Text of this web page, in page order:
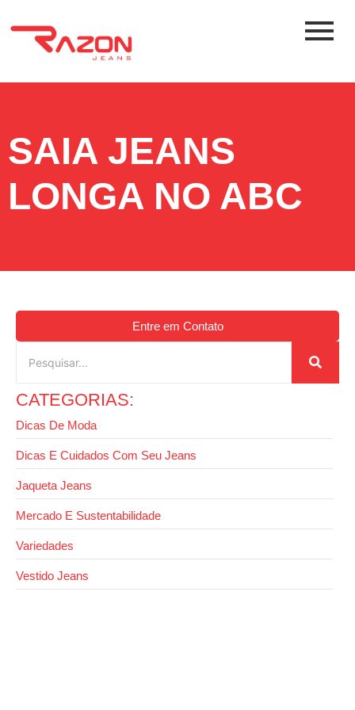
SAIA JEANS
LONGA NO ABC
Entre em Contato
CATEGORIAS:
Dicas De Moda
Dicas E Cuidados Com Seu Jeans
Jaqueta Jeans
Mercado E Sustentabilidade
Variedades
Vestido Jeans